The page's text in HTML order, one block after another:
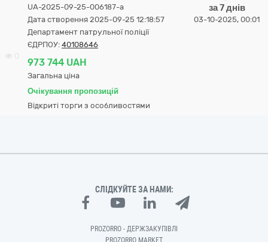
UA-2025-09-25-006187-a
Дата створення 2025-09-25 12:18:57
Департамент патрульної поліції
ЄДРПОУ: 40108646
973 744 UAH
Загальна ціна
Очікування пропозицій
Відкриті торги з особливостями
за 7 днів
03-10-2025, 00:01
СЛІДКУЙТЕ ЗА НАМИ:
PROZORRO - ДЕРЖЗАКУПІВЛІ
PROZORRO MARKET